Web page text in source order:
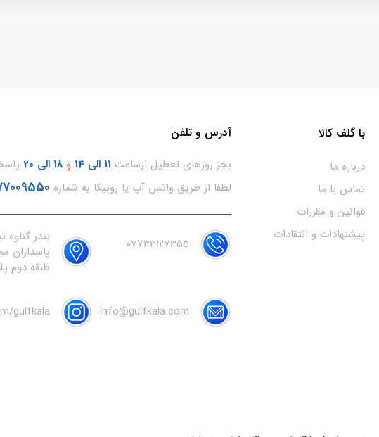
با گلف کالا
درباره ما
تماس با ما
قوانین و مقررات
پیشنهادات و انتقادات
آدرس و تلفن
بجز روزهای تعطیل ازساعت 11 الی 14 و 18 الی 20
لطفا از طریق واتس آپ یا روبیکا به شماره
07733127355
بندر گناوه
پاسداران
طبقه دوم
info@gulfkala.com
gulfkala